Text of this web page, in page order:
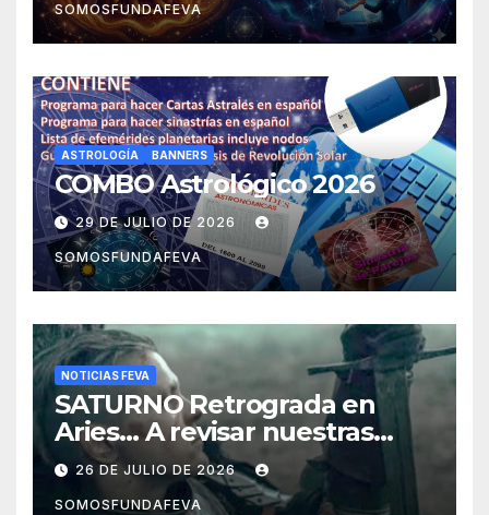
SOMOSFUNDAFEVA
ASTROLOGÍA BANNERS
COMBO Astrológico 2026
29 DE JULIO DE 2026
SOMOSFUNDAFEVA
NOTICIAS FEVA
SATURNO Retrograda en
Aries… A revisar nuestras
acciones pasadas y pensar
mejor las futuras
26 DE JULIO DE 2026
SOMOSFUNDAFEVA